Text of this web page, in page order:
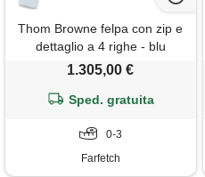
Thom Browne felpa con zip e
dettaglio a 4 righe - blu
1.305,00 €
Sped. gratuita
0-3
Farfetch